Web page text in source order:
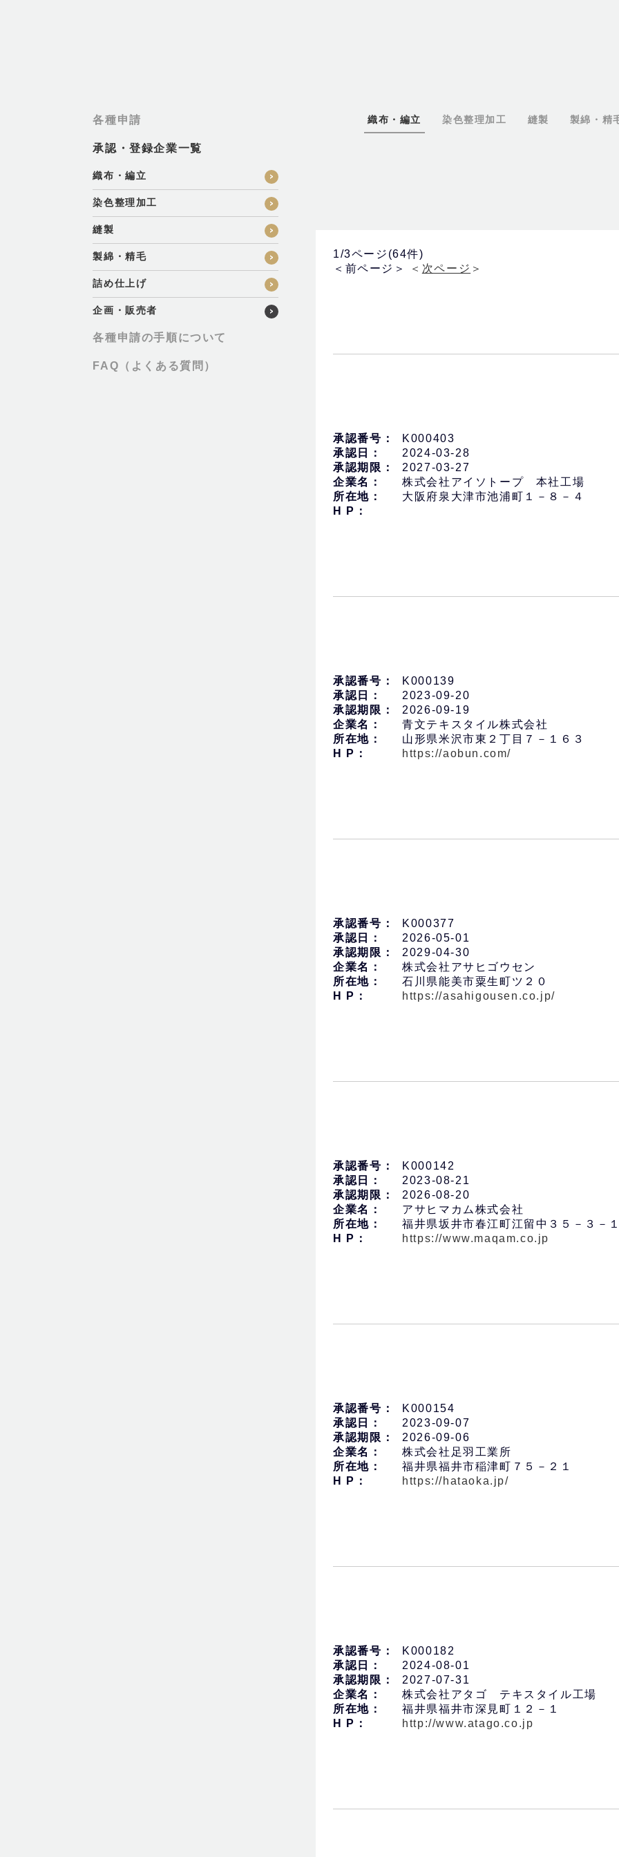
織布・編立 染色整理加工 縫製 製綿・精
1/3ページ(64件)
＜前ページ＞
＜ 次ページ ＞
承認番号：
K000403
承認日：
2024-03-28
承認期限：
2027-03-27
企業名：
株式会社アイソトープ 本社工場
所在地：
大阪府泉大津市池浦町１－８－４
H P：
承認番号：
K000139
承認日：
2023-09-20
承認期限：
2026-09-19
企業名：
青文テキスタイル株式会社
所在地：
山形県米沢市東２丁目７－１６３
H P：
https://aobun.com/
承認番号：
K000377
承認日：
2026-05-01
承認期限：
2029-04-30
企業名：
株式会社アサヒゴウセン
所在地：
石川県能美市粟生町ツ２０
H P：
https://asahigousen.co.jp/
承認番号：
K000142
承認日：
2023-08-21
承認期限：
2026-08-20
企業名：
アサヒマカム株式会社
所在地：
福井県坂井市春江町江留中３５－３－
H P：
https://www.maqam.co.jp
承認番号：
K000154
承認日：
2023-09-07
承認期限：
2026-09-06
企業名：
株式会社足羽工業所
所在地：
福井県福井市稲津町７５－２１
H P：
https://hataoka.jp/
承認番号：
K000182
承認日：
2024-08-01
承認期限：
2027-07-31
企業名：
株式会社アタゴ テキスタイル工場
所在地：
福井県福井市深見町１２－１
H P：
http://www.atago.co.jp
各種申請
承認・登録企業一覧
織布・編立
染色整理加工
縫製
製綿・精毛
詰め仕上げ
企画・販売者
各種申請の手順について
FAQ（よくある質問）